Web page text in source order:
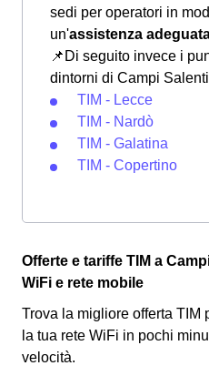
sedi per operatori in
un'assistenza
📌Di seguito invece i
dintorni di Campi
TIM - Lecce
TIM - Nardò
TIM - Galatina
TIM - Copertino
Offerte e tariffe TIM a
WiFi e rete mobile
Trova la migliore offerta TIM
la tua rete WiFi in pochi
velocità.